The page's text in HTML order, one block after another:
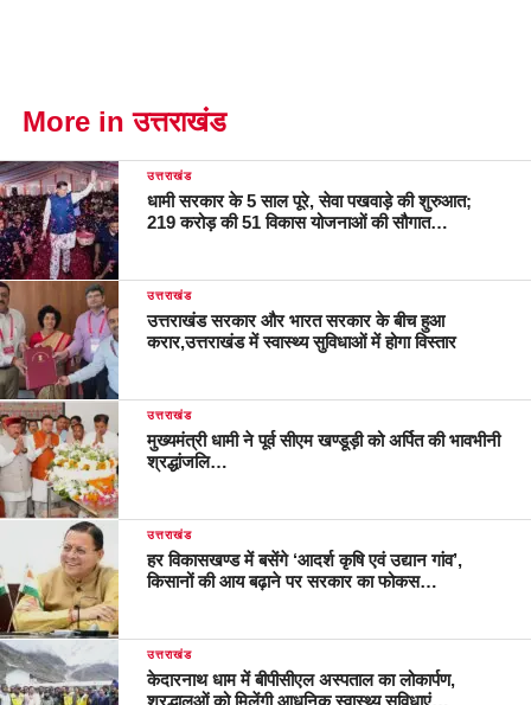
More in उत्तराखंड
उत्तराखंड
धामी सरकार के 5 साल पूरे, सेवा पखवाड़े की शुरुआत;
219 करोड़ की 51 विकास योजनाओं की सौगात…
उत्तराखंड
उत्तराखंड सरकार और भारत सरकार के बीच हुआ
करार,उत्तराखंड में स्वास्थ्य सुविधाओं में होगा विस्तार
उत्तराखंड
मुख्यमंत्री धामी ने पूर्व सीएम खण्डूड़ी को अर्पित की भावभीनी
श्रद्धांजलि…
उत्तराखंड
हर विकासखण्ड में बसेंगे ‘आदर्श कृषि एवं उद्यान गांव’,
किसानों की आय बढ़ाने पर सरकार का फोकस…
उत्तराखंड
केदारनाथ धाम में बीपीसीएल अस्पताल का लोकार्पण,
श्रद्धालुओं को मिलेंगी आधुनिक स्वास्थ्य सुविधाएं…